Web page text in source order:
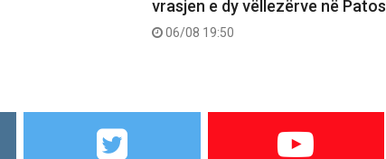
vrasjen e dy vëllezërve në Patos
06/08 19:50